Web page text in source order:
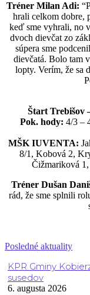
Tréner Milan Adi:
hrali celkom dobre,
keď sme vyhrali, no
dvoch dievčat zo
súpera sme
dievčatá. Bolo tam
lopty. Verím, že sa
Štart Trebišov
Pok. hody: 4/3 –
MŠK IUVENTA:
8/1, Kobová 2,
Čižmariková
Tréner Dušan
rád, že sme splnili
Posledné aktuality
KPR Gminy
susedov
6. augusta 2026